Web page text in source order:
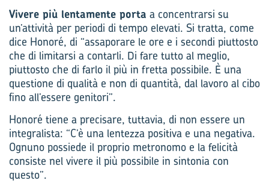
Vivere più lentamente porta a concentrarsi su
un’attività per periodi di tempo elevati. Si tratta, come
dice Honoré, di “assaporare le ore e i secondi piuttosto
che di limitarsi a contarli. Di fare tutto al meglio,
piuttosto che di farlo il più in fretta possibile. È una
questione di qualità e non di quantità, dal lavoro al cibo
fino all’essere genitori”.
Honoré tiene a precisare, tuttavia, di non essere un
integralista: “C’è una lentezza positiva e una negativa.
Ognuno possiede il proprio metronomo e la felicità
consiste nel vivere il più possibile in sintonia con
questo”.